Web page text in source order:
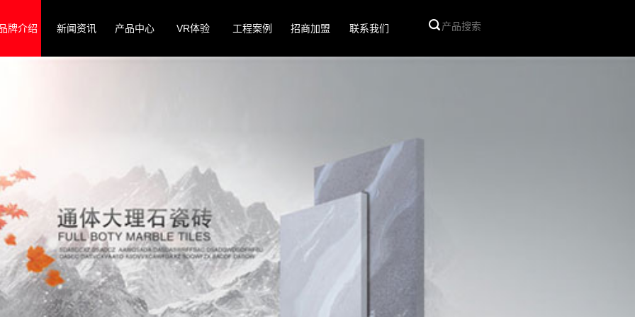
牌介绍 新闻资讯 产品中心 VR体验 工程案例 招商加盟 联系我们